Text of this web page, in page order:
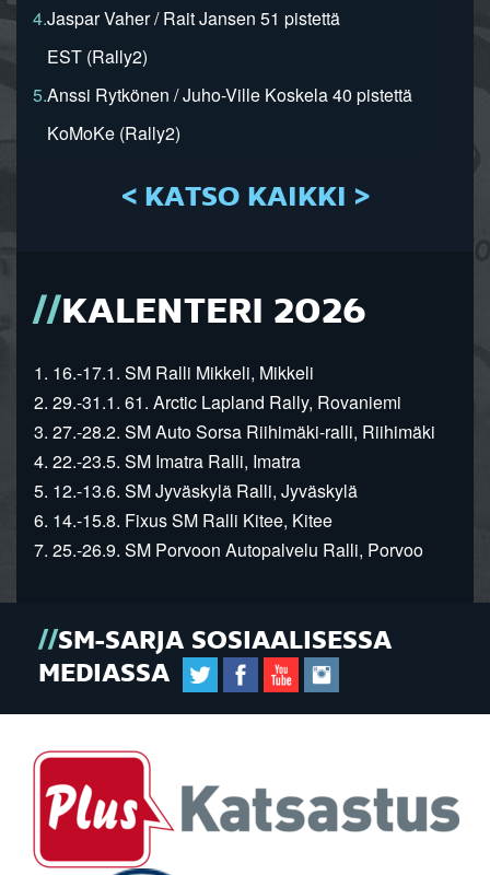
4.Jaspar Vaher / Rait Jansen 51 pistettä
EST (Rally2)
5.Anssi Rytkönen / Juho-Ville Koskela 40 pistettä
KoMoKe (Rally2)
< KATSO KAIKKI >
KALENTERI 2026
1. 16.-17.1. SM Ralli Mikkeli, Mikkeli
2. 29.-31.1. 61. Arctic Lapland Rally, Rovaniemi
3. 27.-28.2. SM Auto Sorsa Riihimäki-ralli, Riihimäki
4. 22.-23.5. SM Imatra Ralli, Imatra
5. 12.-13.6. SM Jyväskylä Ralli, Jyväskylä
6. 14.-15.8. Fixus SM Ralli Kitee, Kitee
7. 25.-26.9. SM Porvoon Autopalvelu Ralli, Porvoo
SM-SARJA SOSIAALISESSA
MEDIASSA